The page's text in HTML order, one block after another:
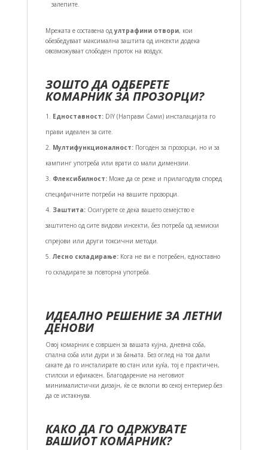
залепите.
Мрежата е составена одултрафини отвори, кои
обезбедуваат максимална заштита од инсекти додека
овозможуваат слободен проток на воздух.
ЗОШТО ДА ОДБЕРЕТЕ
КОМАРНИК ЗА ПРОЗОРЦИ?
Едноставност:DIY (Направи Сами) инсталацијата го
прави идеален за сите.
Мултифункционалност:Погоден за прозорци, но и за
кампинг употреба или врати со мали димензии.
Флексибилност:Може да се реже и прилагодува според
специфичните потреби на вашите прозорци.
Заштита:Осигурете се дека вашето семејство е
заштитено од сите видови инсекти, без потреба од хемиски
спрејови или други токсични методи.
Лесно складирање:Кога не ви е потребен, едноставно
го складирате за повторна употреба.
ИДЕАЛНО РЕШЕНИЕ ЗА ЛЕТНИ
ДЕНОВИ
Овој комарник е совршен за вашата кујна, дневна соба,
спална соба или дури и за бањата. Без оглед на тоа дали
сакате да го инсталирате во стан или куќа, тој е практичен,
стилски и ефикасен. Благодарение на неговиот
минималистички дизајн, ќе се вклопи во секој ентериер без
да се истакнува.
КАКО ДА ГО ОДРЖУВАТЕ
ВАШИОТ КОМАРНИК?